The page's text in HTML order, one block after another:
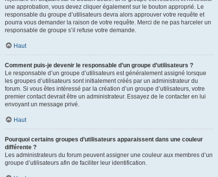
une approbation, vous devez cliquer également sur le bouton approprié. Le
responsable du groupe d’utilisateurs devra alors approuver votre requête et
pourra vous demander la raison de votre requête. Merci de ne pas harceler un
responsable de groupe s’il refuse votre demande.
Haut
Comment puis-je devenir le responsable d’un groupe d’utilisateurs ?
Le responsable d’un groupe d’utilisateurs est généralement assigné lorsque
les groupes d’utilisateurs sont initialement créés par un administrateur du
forum. Si vous êtes intéressé par la création d’un groupe d’utilisateurs, votre
premier contact devrait être un administrateur. Essayez de le contacter en lui
envoyant un message privé.
Haut
Pourquoi certains groupes d’utilisateurs apparaissent dans une couleur
différente ?
Les administrateurs du forum peuvent assigner une couleur aux membres d’un
groupe d’utilisateurs afin de faciliter leur identification.